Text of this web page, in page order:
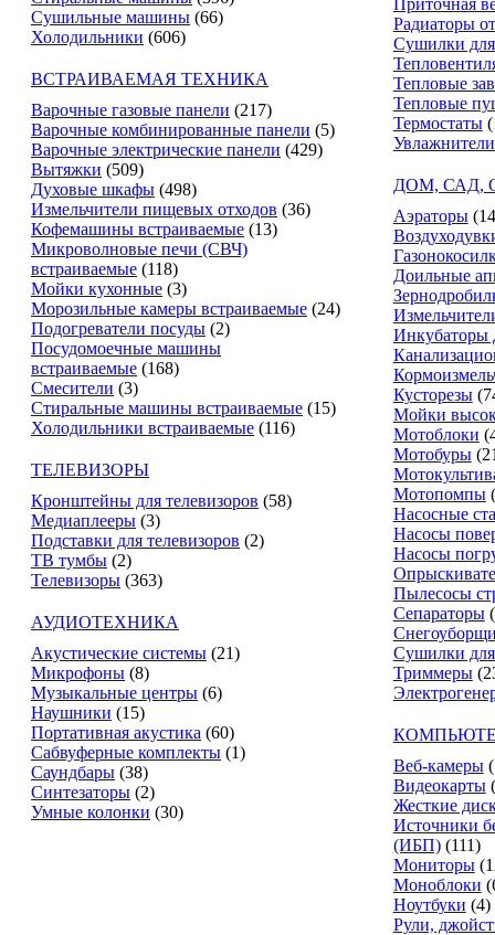
Сушильные машины (66)
Холодильники (606)
ВСТРАИВАЕМАЯ ТЕХНИКА
Варочные газовые панели (217)
Варочные комбинированные панели (5)
Варочные электрические панели (429)
Вытяжки (509)
Духовые шкафы (498)
Измельчители пищевых отходов (36)
Кофемашины встраиваемые (13)
Микроволновые печи (СВЧ)
встраиваемые (118)
Мойки кухонные (3)
Морозильные камеры встраиваемые (24)
Подогреватели посуды (2)
Посудомоечные машины
встраиваемые (168)
Смесители (3)
Стиральные машины встраиваемые (15)
Холодильники встраиваемые (116)
ТЕЛЕВИЗОРЫ
Кронштейны для телевизоров (58)
Медиаплееры (3)
Подставки для телевизоров (2)
ТВ тумбы (2)
Телевизоры (363)
АУДИОТЕХНИКА
Акустические системы (21)
Микрофоны (8)
Музыкальные центры (6)
Наушники (15)
Портативная акустика (60)
Сабвуферные комплекты (1)
Саундбары (38)
Синтезаторы (2)
Умные колонки (30)
Приточная
Радиаторы
Сушилки
Тепловые
Тепловые
Термостаты
ДОМ, САД,
Аэраторы
Доильные
Инкубаторы
Кусторезы
Мойки
Мотоблоки
Мотобуры
Мотопомпы
Насосные
Насосы
Насосы
Пылесосы
Сепараторы
Сушилки
Триммеры
Веб-камеры
Видеокарты
Жесткие
Источники
(ИБП) (111)
Мониторы
Моноблоки
Ноутбуки (4)
Рули,